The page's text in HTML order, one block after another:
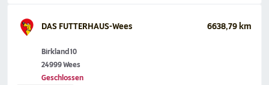
DAS FUTTERHAUS-Wees 6638,79 km
Birkland 10
24999 Wees
Geschlossen